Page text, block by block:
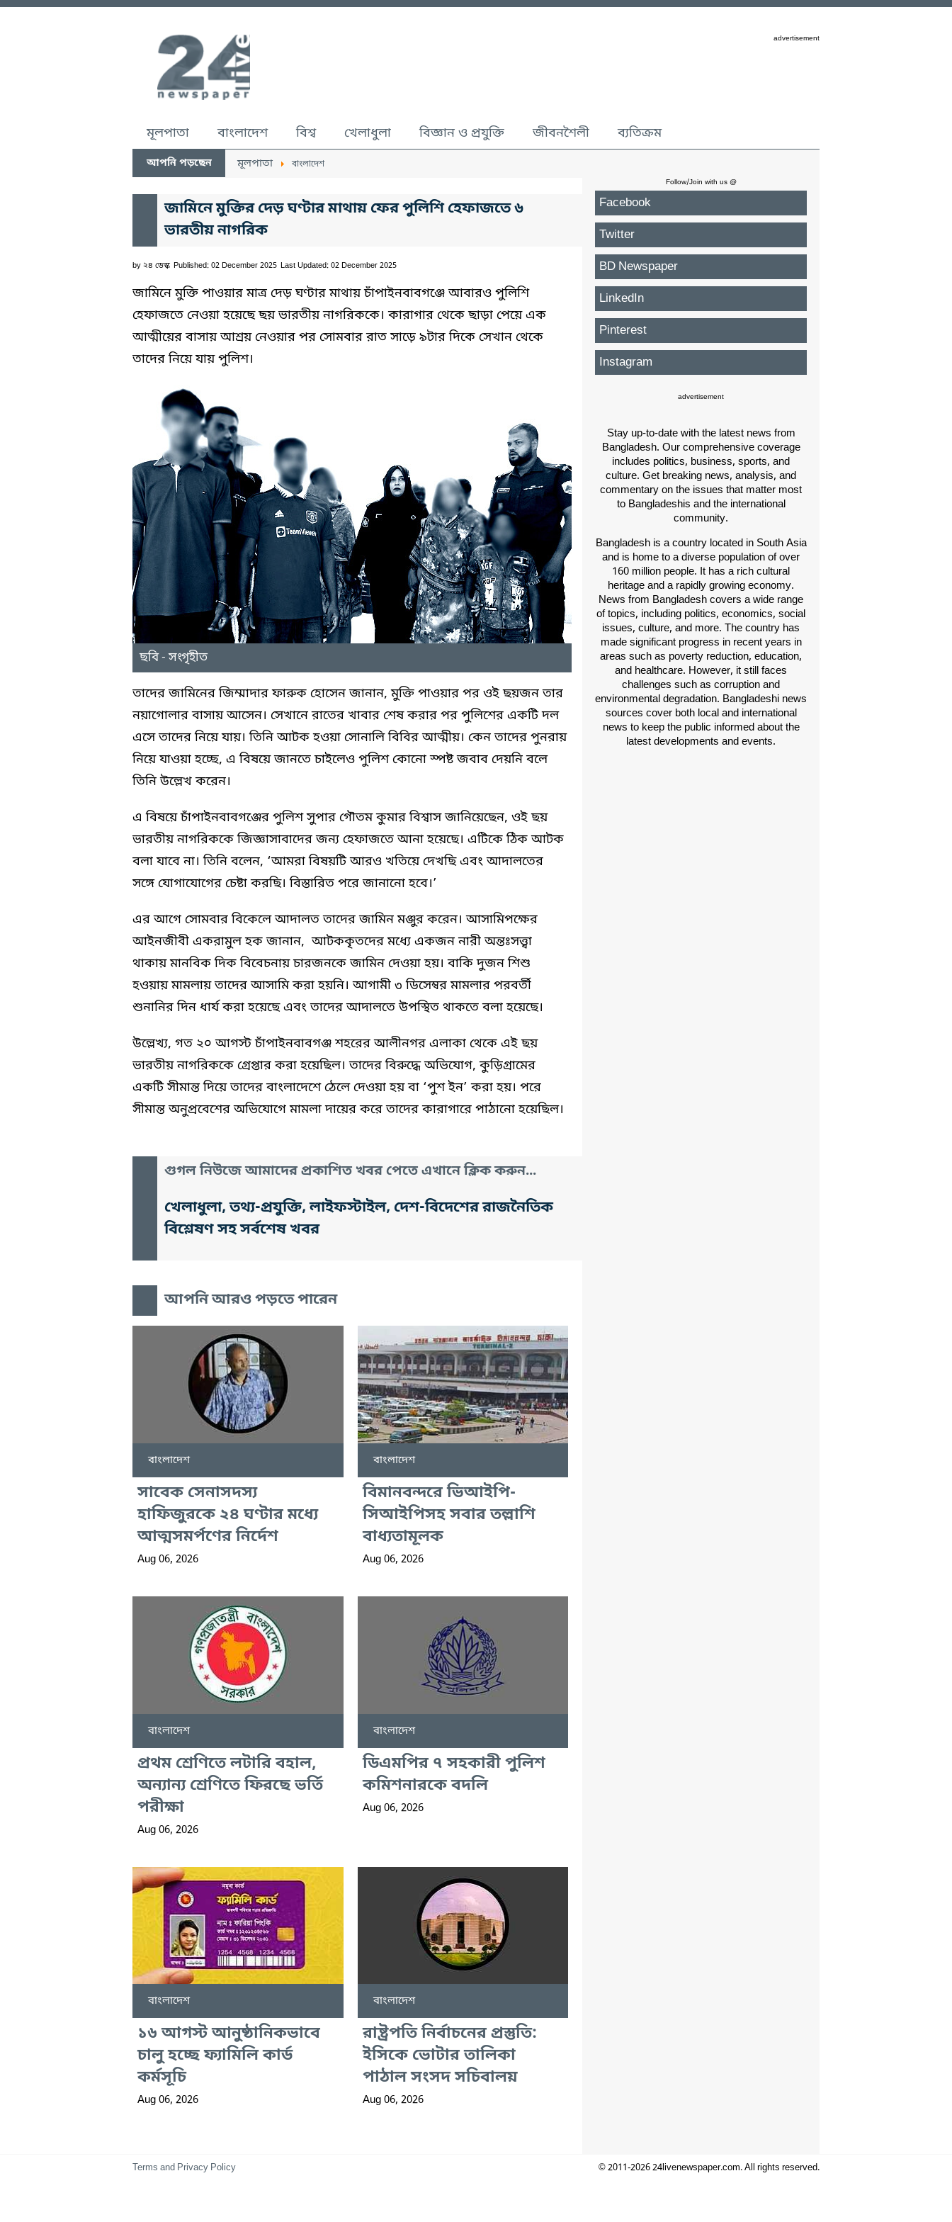
advertisement
মূলপাতা বাংলাদেশ বিশ্ব খেলাধুলা বিজ্ঞান ও প্রযুক্তি জীবনশৈলী ব্যতিক্রম
আপনি পড়ছেন মূলপাতা বাংলাদেশ
জামিনে মুক্তির দেড় ঘণ্টার মাথায় ফের পুলিশি হেফাজতে ৬
ভারতীয় নাগরিক
by ২৪ ডেস্ক Published: 02 December 2025 Last Updated: 02 December 2025
জামিনে মুক্তি পাওয়ার মাত্র দেড় ঘণ্টার মাথায় চাঁপাইনবাবগঞ্জে আবারও পুলিশি
হেফাজতে নেওয়া হয়েছে ছয় ভারতীয় নাগরিককে। কারাগার থেকে ছাড়া পেয়ে এক
আত্মীয়ের বাসায় আশ্রয় নেওয়ার পর সোমবার রাত সাড়ে ৯টার দিকে সেখান থেকে
তাদের নিয়ে যায় পুলিশ।
ছবি - সংগৃহীত
তাদের জামিনের জিম্মাদার ফারুক হোসেন জানান, মুক্তি পাওয়ার পর ওই ছয়জন তার
নয়াগোলার বাসায় আসেন। সেখানে রাতের খাবার শেষ করার পর পুলিশের একটি দল
এসে তাদের নিয়ে যায়। তিনি আটক হওয়া সোনালি বিবির আত্মীয়। কেন তাদের পুনরায়
নিয়ে যাওয়া হচ্ছে, এ বিষয়ে জানতে চাইলেও পুলিশ কোনো স্পষ্ট জবাব দেয়নি বলে
তিনি উল্লেখ করেন।
এ বিষয়ে চাঁপাইনবাবগঞ্জের পুলিশ সুপার গৌতম কুমার বিশ্বাস জানিয়েছেন, ওই ছয়
ভারতীয় নাগরিককে জিজ্ঞাসাবাদের জন্য হেফাজতে আনা হয়েছে। এটিকে ঠিক আটক
বলা যাবে না। তিনি বলেন, ‘আমরা বিষয়টি আরও খতিয়ে দেখছি এবং আদালতের
সঙ্গে যোগাযোগের চেষ্টা করছি। বিস্তারিত পরে জানানো হবে।’
এর আগে সোমবার বিকেলে আদালত তাদের জামিন মঞ্জুর করেন। আসামিপক্ষের
আইনজীবী একরামুল হক জানান, আটককৃতদের মধ্যে একজন নারী অন্তঃসত্ত্বা
থাকায় মানবিক দিক বিবেচনায় চারজনকে জামিন দেওয়া হয়। বাকি দুজন শিশু
হওয়ায় মামলায় তাদের আসামি করা হয়নি। আগামী ৩ ডিসেম্বর মামলার পরবর্তী
শুনানির দিন ধার্য করা হয়েছে এবং তাদের আদালতে উপস্থিত থাকতে বলা হয়েছে।
উল্লেখ্য, গত ২০ আগস্ট চাঁপাইনবাবগঞ্জ শহরের আলীনগর এলাকা থেকে এই ছয়
ভারতীয় নাগরিককে গ্রেপ্তার করা হয়েছিল। তাদের বিরুদ্ধে অভিযোগ, কুড়িগ্রামের
একটি সীমান্ত দিয়ে তাদের বাংলাদেশে ঠেলে দেওয়া হয় বা ‘পুশ ইন’ করা হয়। পরে
সীমান্ত অনুপ্রবেশের অভিযোগে মামলা দায়ের করে তাদের কারাগারে পাঠানো হয়েছিল।
গুগল নিউজে আমাদের প্রকাশিত খবর পেতে এখানে ক্লিক করুন...
খেলাধুলা, তথ্য-প্রযুক্তি, লাইফস্টাইল, দেশ-বিদেশের রাজনৈতিক
বিশ্লেষণ সহ সর্বশেষ খবর
আপনি আরও পড়তে পারেন
বাংলাদেশ
সাবেক সেনাসদস্য
হাফিজুরকে ২৪ ঘণ্টার মধ্যে
আত্মসমর্পণের নির্দেশ
Aug 06, 2026
বাংলাদেশ
বিমানবন্দরে ভিআইপি-
সিআইপিসহ সবার তল্লাশি
বাধ্যতামূলক
Aug 06, 2026
বাংলাদেশ
প্রথম শ্রেণিতে লটারি বহাল,
অন্যান্য শ্রেণিতে ফিরছে ভর্তি
পরীক্ষা
Aug 06, 2026
বাংলাদেশ
ডিএমপির ৭ সহকারী পুলিশ
কমিশনারকে বদলি
Aug 06, 2026
বাংলাদেশ
১৬ আগস্ট আনুষ্ঠানিকভাবে
চালু হচ্ছে ফ্যামিলি কার্ড
কর্মসূচি
Aug 06, 2026
বাংলাদেশ
রাষ্ট্রপতি নির্বাচনের প্রস্তুতি:
ইসিকে ভোটার তালিকা
পাঠাল সংসদ সচিবালয়
Aug 06, 2026
Follow/Join with us @
Facebook
Twitter
BD Newspaper
LinkedIn
Pinterest
Instagram
advertisement
Stay up-to-date with the latest news from
Bangladesh. Our comprehensive coverage
includes politics, business, sports, and
culture. Get breaking news, analysis, and
commentary on the issues that matter most
to Bangladeshis and the international
community.
Bangladesh is a country located in South Asia
and is home to a diverse population of over
160 million people. It has a rich cultural
heritage and a rapidly growing economy.
News from Bangladesh covers a wide range
of topics, including politics, economics, social
issues, culture, and more. The country has
made significant progress in recent years in
areas such as poverty reduction, education,
and healthcare. However, it still faces
challenges such as corruption and
environmental degradation. Bangladeshi news
sources cover both local and international
news to keep the public informed about the
latest developments and events.
Terms and Privacy Policy © 2011-2026 24livenewspaper.com. All rights reserved.